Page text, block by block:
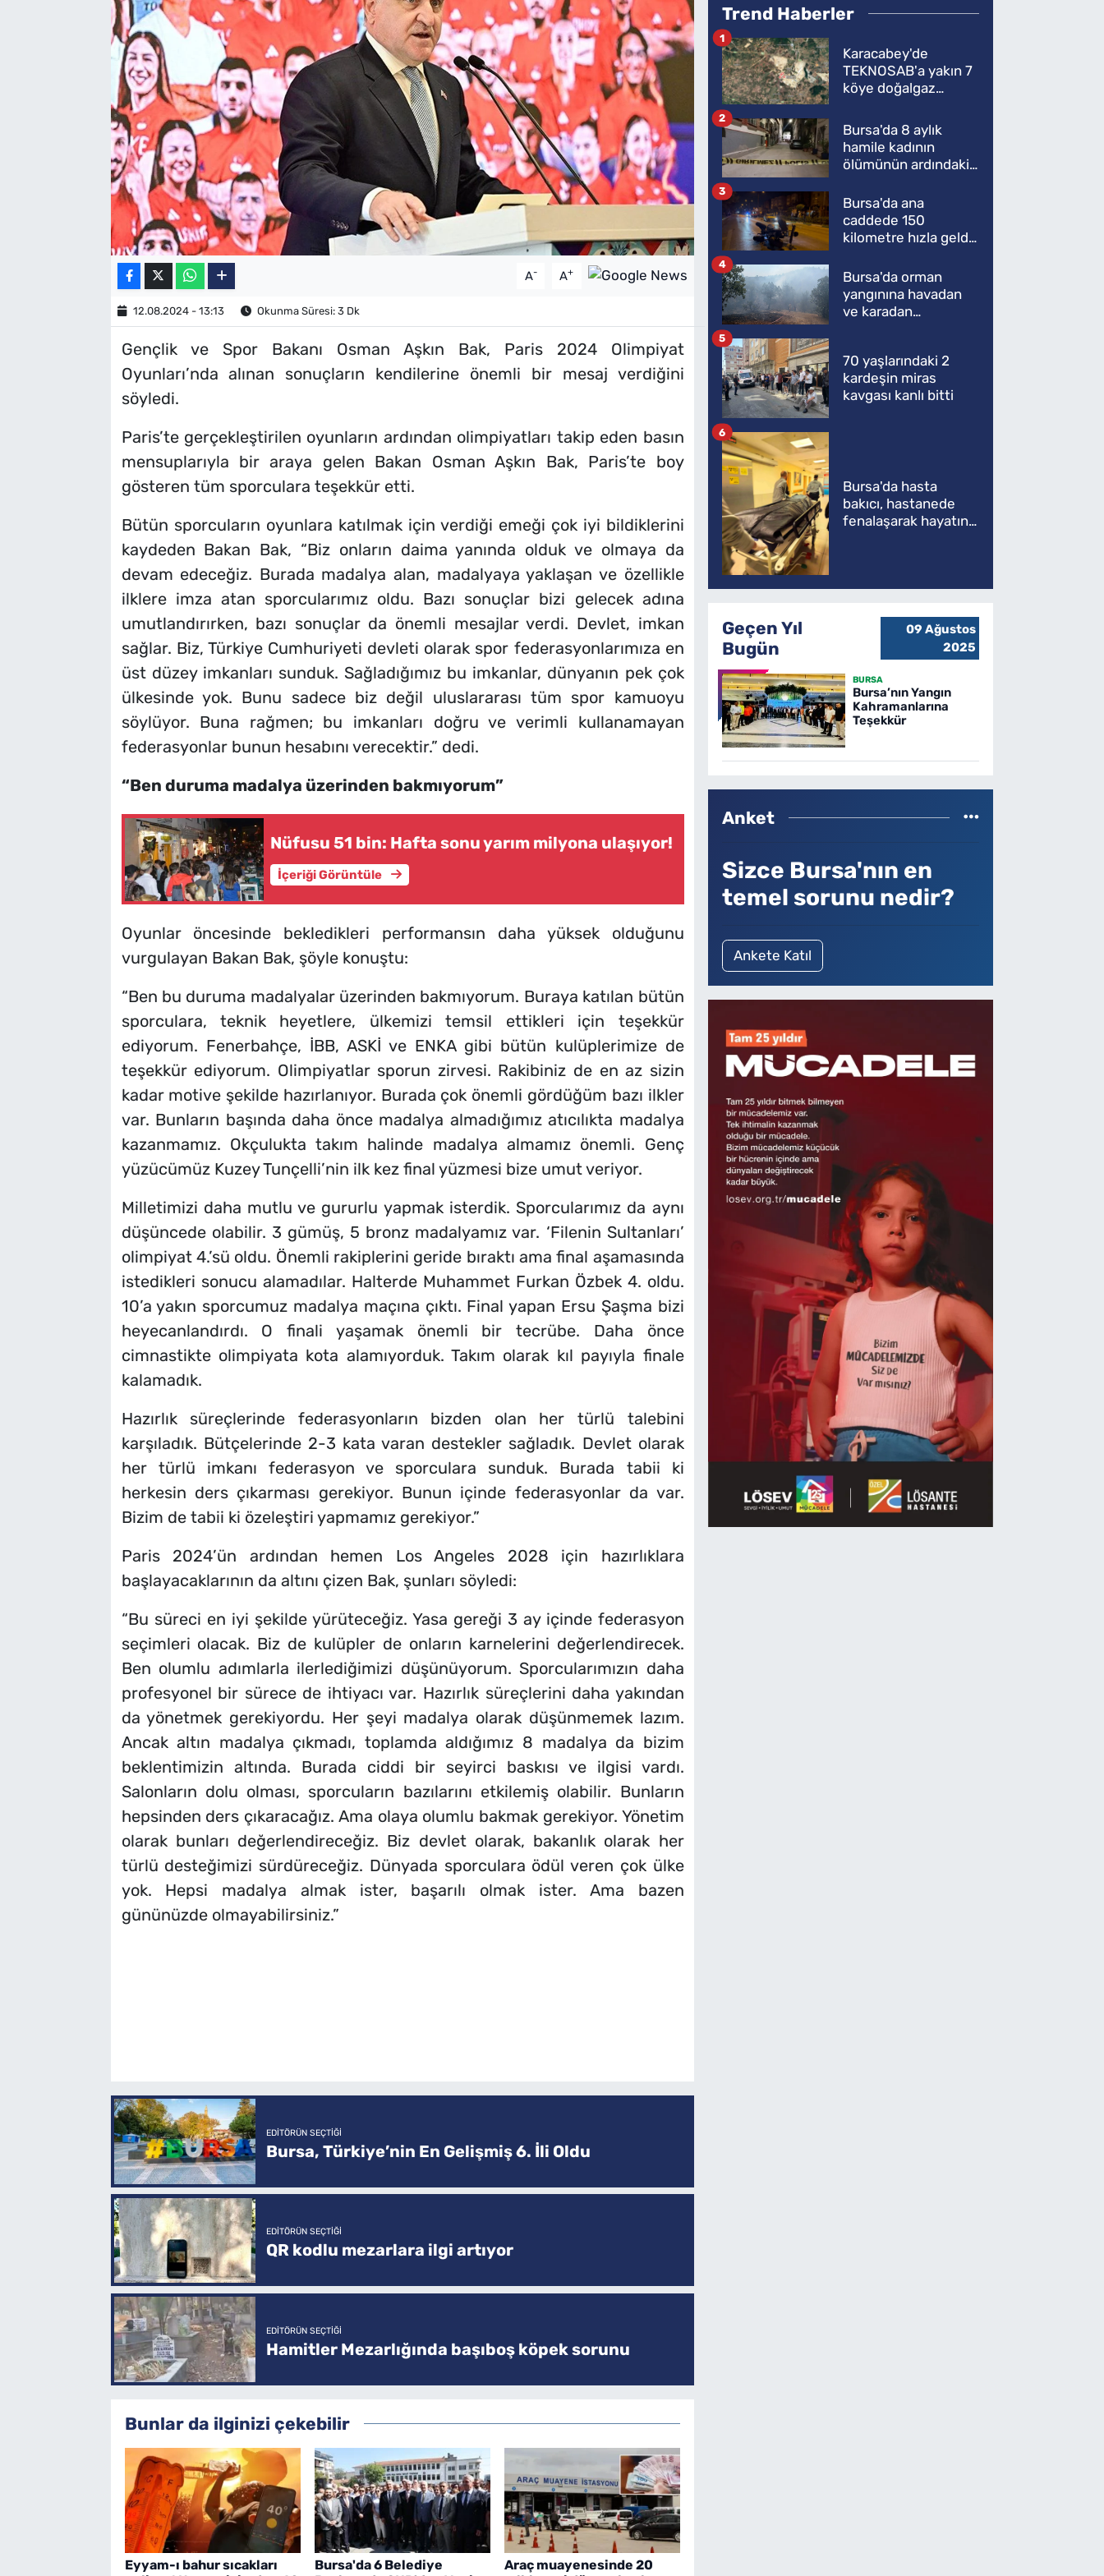
A- A+
12.08.2024 - 13:13 Okunma Süresi: 3 Dk
Gençlik ve Spor Bakanı Osman Aşkın Bak, Paris 2024 Olimpiyat
Oyunları’nda alınan sonuçların kendilerine önemli bir mesaj verdiğini
söyledi.
Paris’te gerçekleştirilen oyunların ardından olimpiyatları takip eden basın
mensuplarıyla bir araya gelen Bakan Osman Aşkın Bak, Paris’te boy
gösteren tüm sporculara teşekkür etti.
Bütün sporcuların oyunlara katılmak için verdiği emeği çok iyi bildiklerini
kaydeden Bakan Bak, “Biz onların daima yanında olduk ve olmaya da
devam edeceğiz. Burada madalya alan, madalyaya yaklaşan ve özellikle
ilklere imza atan sporcularımız oldu. Bazı sonuçlar bizi gelecek adına
umutlandırırken, bazı sonuçlar da önemli mesajlar verdi. Devlet, imkan
sağlar. Biz, Türkiye Cumhuriyeti devleti olarak spor federasyonlarımıza en
üst düzey imkanları sunduk. Sağladığımız bu imkanlar, dünyanın pek çok
ülkesinde yok. Bunu sadece biz değil uluslararası tüm spor kamuoyu
söylüyor. Buna rağmen; bu imkanları doğru ve verimli kullanamayan
federasyonlar bunun hesabını verecektir.” dedi.
“Ben duruma madalya üzerinden bakmıyorum”
Nüfusu 51 bin: Hafta sonu yarım milyona ulaşıyor!
İçeriği Görüntüle
Oyunlar öncesinde bekledikleri performansın daha yüksek olduğunu
vurgulayan Bakan Bak, şöyle konuştu:
“Ben bu duruma madalyalar üzerinden bakmıyorum. Buraya katılan bütün
sporculara, teknik heyetlere, ülkemizi temsil ettikleri için teşekkür
ediyorum. Fenerbahçe, İBB, ASKİ ve ENKA gibi bütün kulüplerimize de
teşekkür ediyorum. Olimpiyatlar sporun zirvesi. Rakibiniz de en az sizin
kadar motive şekilde hazırlanıyor. Burada çok önemli gördüğüm bazı ilkler
var. Bunların başında daha önce madalya almadığımız atıcılıkta madalya
kazanmamız. Okçulukta takım halinde madalya almamız önemli. Genç
yüzücümüz Kuzey Tunçelli’nin ilk kez final yüzmesi bize umut veriyor.
Milletimizi daha mutlu ve gururlu yapmak isterdik. Sporcularımız da aynı
düşüncede olabilir. 3 gümüş, 5 bronz madalyamız var. ‘Filenin Sultanları’
olimpiyat 4.’sü oldu. Önemli rakiplerini geride bıraktı ama final aşamasında
istedikleri sonucu alamadılar. Halterde Muhammet Furkan Özbek 4. oldu.
10’a yakın sporcumuz madalya maçına çıktı. Final yapan Ersu Şaşma bizi
heyecanlandırdı. O finali yaşamak önemli bir tecrübe. Daha önce
cimnastikte olimpiyata kota alamıyorduk. Takım olarak kıl payıyla finale
kalamadık.
Hazırlık süreçlerinde federasyonların bizden olan her türlü talebini
karşıladık. Bütçelerinde 2-3 kata varan destekler sağladık. Devlet olarak
her türlü imkanı federasyon ve sporculara sunduk. Burada tabii ki
herkesin ders çıkarması gerekiyor. Bunun içinde federasyonlar da var.
Bizim de tabii ki özeleştiri yapmamız gerekiyor.”
Paris 2024’ün ardından hemen Los Angeles 2028 için hazırlıklara
başlayacaklarının da altını çizen Bak, şunları söyledi:
“Bu süreci en iyi şekilde yürüteceğiz. Yasa gereği 3 ay içinde federasyon
seçimleri olacak. Biz de kulüpler de onların karnelerini değerlendirecek.
Ben olumlu adımlarla ilerlediğimizi düşünüyorum. Sporcularımızın daha
profesyonel bir sürece de ihtiyacı var. Hazırlık süreçlerini daha yakından
da yönetmek gerekiyordu. Her şeyi madalya olarak düşünmemek lazım.
Ancak altın madalya çıkmadı, toplamda aldığımız 8 madalya da bizim
beklentimizin altında. Burada ciddi bir seyirci baskısı ve ilgisi vardı.
Salonların dolu olması, sporcuların bazılarını etkilemiş olabilir. Bunların
hepsinden ders çıkaracağız. Ama olaya olumlu bakmak gerekiyor. Yönetim
olarak bunları değerlendireceğiz. Biz devlet olarak, bakanlık olarak her
türlü desteğimizi sürdüreceğiz. Dünyada sporculara ödül veren çok ülke
yok. Hepsi madalya almak ister, başarılı olmak ister. Ama bazen
gününüzde olmayabilirsiniz.”
EDITÖRÜN SEÇTIĞI
Bursa, Türkiye’nin En Gelişmiş 6. İli Oldu
EDITÖRÜN SEÇTIĞI
QR kodlu mezarlara ilgi artıyor
EDITÖRÜN SEÇTIĞI
Hamitler Mezarlığında başıboş köpek sorunu
Bunlar da ilginizi çekebilir
Eyyam-ı bahur sıcakları
Bursa'da 6 Belediye
Araç muayenesinde 20
Trend Haberler
Karacabey'de
TEKNOSAB'a yakın 7
köye doğalgaz
1
Bursa'da 8 aylık
hamile kadının
ölümünün ardındaki
2
Bursa'da ana
caddede 150
kilometre hızla geldi,
3
Bursa'da orman
yangınına havadan
ve karadan
4
70 yaşlarındaki 2
kardeşin miras
kavgası kanlı bitti
5
Bursa'da hasta
bakıcı, hastanede
fenalaşarak hayatını
6
Geçen Yıl
Bugün
09 Ağustos
2025
BURSA
Bursa’nın Yangın
Kahramanlarına
Teşekkür
Anket
Sizce Bursa'nın en
temel sorunu nedir?
Ankete Katıl
TV REHBERİ